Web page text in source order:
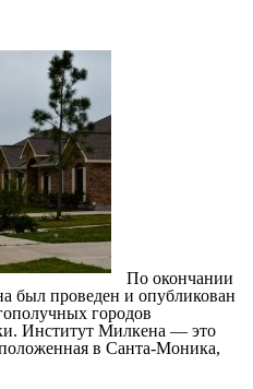
По окончании
был проведен и опубликован
городов
Институт Милкена — это
в Санта-Моника,